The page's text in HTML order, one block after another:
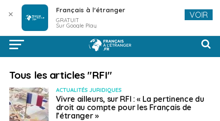
Tous les articles "RFI"
ACTUALITÉS JURIDIQUES
Vivre ailleurs, sur RFI : « La pertinence du
droit au compte pour les Français de
l’étranger »
✕ Français à l'étranger
GRATUIT
Sur Google Play
VOIR